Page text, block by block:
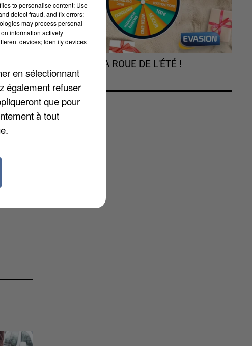
TOURNEZ LA ROUE DE L'ÉTÉ !
to personalise content; Use
detect fraud, and fix errors;
may process personal
information actively
devices; Identify devices
en sélectionnant
également refuser
que pour
à tout